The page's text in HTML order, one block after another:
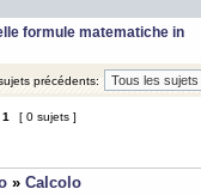
formule matematiche in
précédents:
1 [ 0 sujets ]
» Calcolo